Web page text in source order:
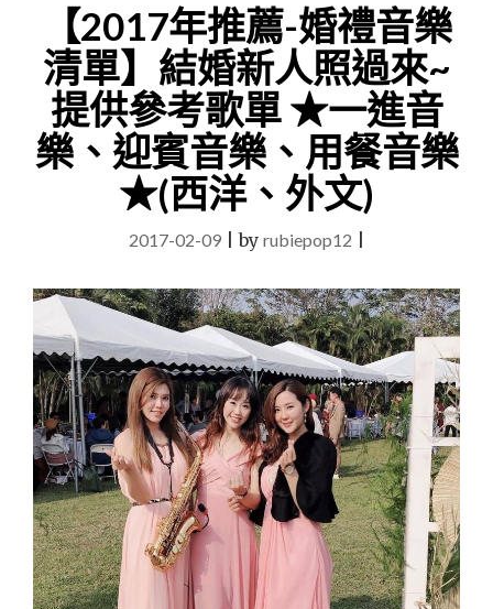
場
SHOW
般
的
演
出
–
愛
麗
爵
樂
團
電
提
琴
組
開
場
秀。"
【2017年推薦-婚禮音樂
清單】結婚新人照過來~
提供參考歌單 ★一進音
樂、迎賓音樂、用餐音樂
★(西洋、外文)
2017-02-09|by rubiepop12